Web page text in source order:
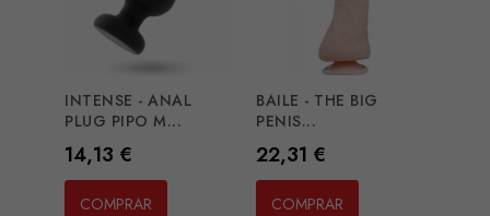
INTENSE - ANAL
PLUG PIPO M...
Preço
14,13 €
COMPRAR
BAILE - THE BIG
PENIS...
Preço
22,31 €
COMPRAR